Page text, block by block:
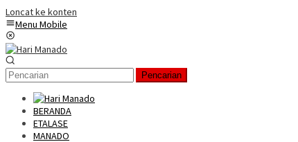
Loncat ke konten
Menu Mobile
Pencarian
BERANDA
ETALASE
MANADO